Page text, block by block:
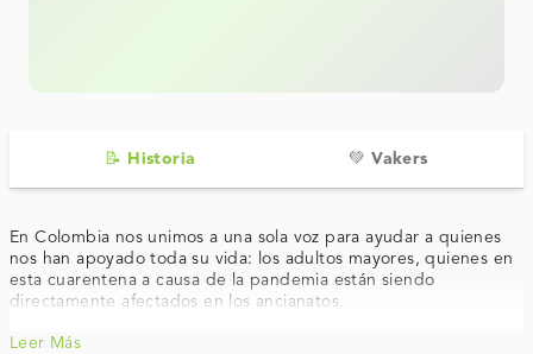
📝 Historia 💚 Vakers
En Colombia nos unimos a una sola voz para ayudar a quienes
nos han apoyado toda su vida: los adultos mayores, quienes en
esta cuarentena a causa de la pandemia están siendo
directamente afectados en los ancianatos.
Leer Más